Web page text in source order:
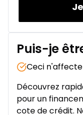
Puis-je
Ceci
Découvrez
pour un
cote de crédit.